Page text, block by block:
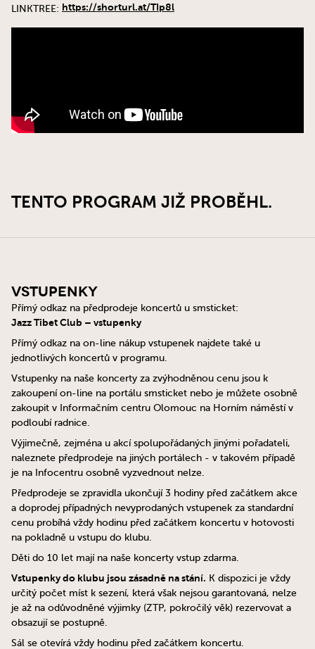
LINKTREE: https://shorturl.at/TIp8l
TENTO PROGRAM JIŽ PROBĚHL.
Vstupenky
Přímý odkaz na předprodeje koncertů u smsticket:
Jazz Tibet Club – vstupenky
Přímý odkaz na on-line nákup vstupenek najdete také u
jednotlivých koncertů v programu.
Vstupenky na naše koncerty za zvýhodněnou cenu jsou k
zakoupení on-line na portálu smsticket nebo je můžete osobně
zakoupit v Informačním centru Olomouc na Horním náměstí v
podloubí radnice.
Výjimečně, zejména u akcí spolupořádaných jinými pořadateli,
naleznete předprodeje na jiných portálech - v takovém případě
je na Infocentru osobně vyzvednout nelze.
Předprodeje se zpravidla ukončují 3 hodiny před začátkem akce
a doprodej případných nevyprodaných vstupenek za standardní
cenu probíhá vždy hodinu před začátkem koncertu v hotovosti
na pokladně u vstupu do klubu.
Děti do 10 let mají na naše koncerty vstup zdarma.
Vstupenky do klubu jsou zásadně na stání. K dispozici je vždy
určitý počet míst k sezení, která však nejsou garantovaná, nelze
je až na odůvodněné výjimky (ZTP, pokročilý věk) rezervovat a
obsazují se postupně.
Sál se otevírá vždy hodinu před začátkem koncertu.